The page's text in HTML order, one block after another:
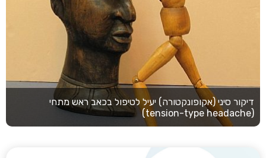
דיקור סיני (אקופונקטורה) יעיל לטיפול בכאב ראש מתחי
(tension-type headache)